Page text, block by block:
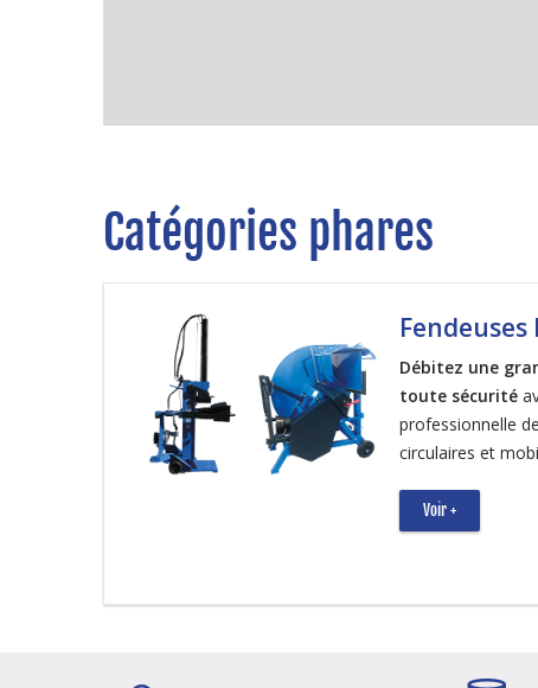
Catégories phares
Fendeuses
Débitez une
toute sécurité
professionnelle
circulaires et
Voir +